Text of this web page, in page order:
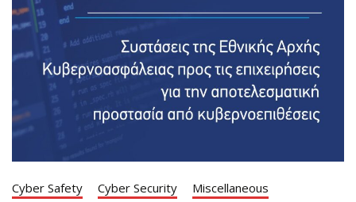
Cyber Safety Cyber Security Miscellaneous